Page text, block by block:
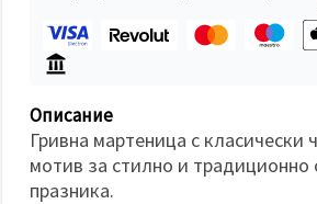
Приеми
всички
Настройки
на
бисквитките
Описание
Гривна мартеница с класически
мотив за стилно и традиционно
празника.